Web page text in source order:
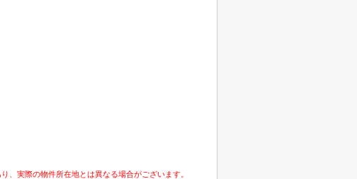
、実際の物件所在地とは異なる場合がございます。